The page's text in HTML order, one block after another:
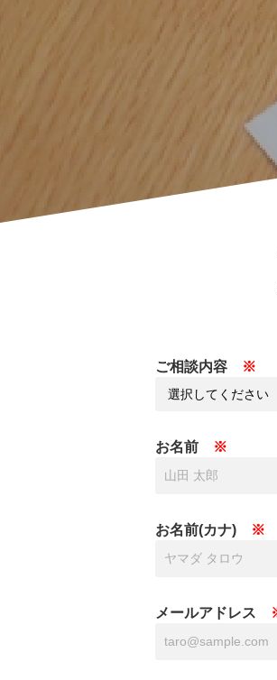
ご相談内容
お名前
お名前(カナ)
メールアドレス